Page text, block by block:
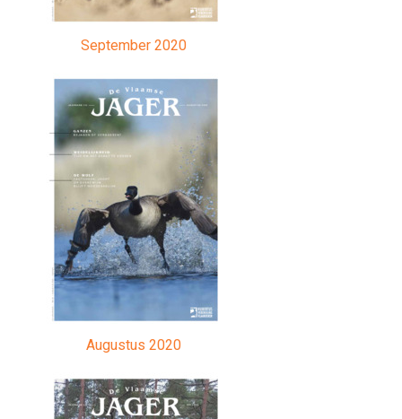
September 2020
Augustus 2020